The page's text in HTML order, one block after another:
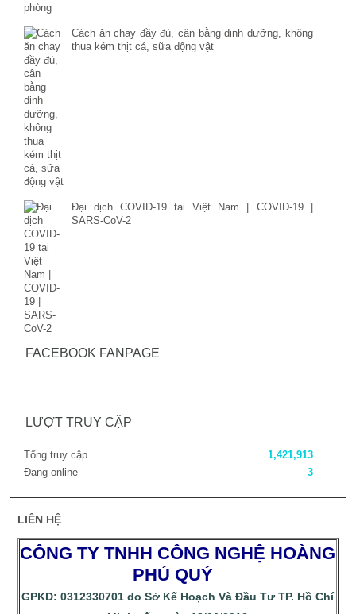
Cách ăn chay đầy đủ, cân bằng dinh dưỡng, không
thua kém thịt cá, sữa động vật
Đại dịch COVID-19 tại Việt Nam | COVID-19 |
SARS-CoV-2
FACEBOOK FANPAGE
LƯỢT TRUY CẬP
Tổng truy cập
1,421,913
Đang online
3
LIÊN HỆ
CÔNG TY TNHH CÔNG NGHỆ HOÀNG
PHÚ QUÝ
GPKD: 0312330701 do Sở Kế Hoạch Và Đầu Tư TP. Hồ Chí